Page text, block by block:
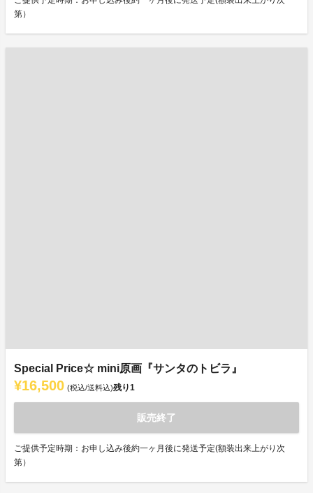
第）
Special Price☆ mini原画『サンタのトビラ』
¥16,500 (税込/送料込)残り1
販売終了
ご提供予定時期：お申し込み後約一ヶ月後に発送予定(額装出来上がり次
第）